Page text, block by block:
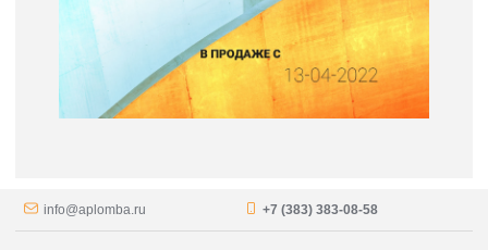
info@aplomba.ru +7 (383) 383-08-58